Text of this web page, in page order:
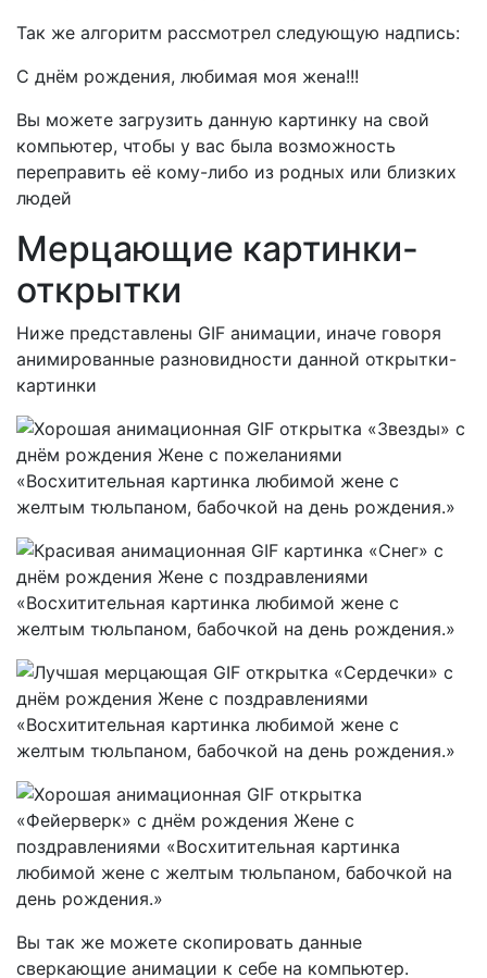
Так же алгоритм рассмотрел следующую надпись:
С днём рождения, любимая моя жена!!!
Вы можете загрузить данную картинку на свой
компьютер, чтобы у вас была возможность
переправить её кому-либо из родных или близких
людей
Мерцающие картинки-
открытки
Ниже представлены GIF анимации, иначе говоря
анимированные разновидности данной открытки-
картинки
Вы так же можете скопировать данные
сверкающие анимации к себе на компьютер.